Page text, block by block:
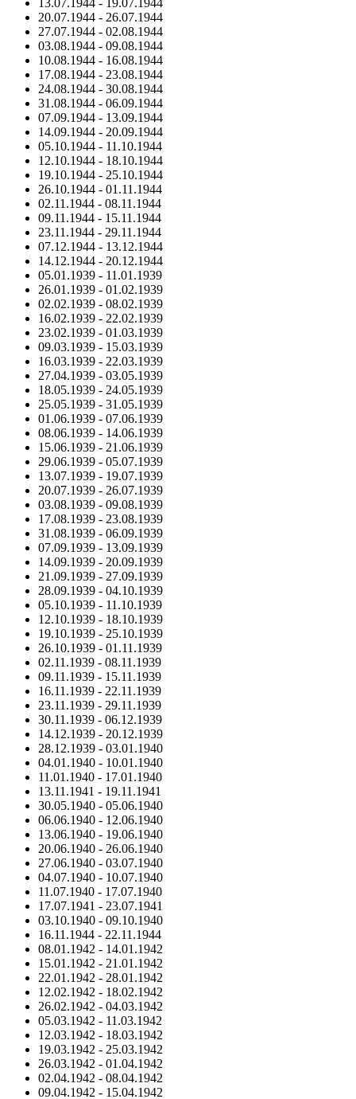
13.07.1944 -
19.07.1944
20.07.1944 - 26.07.1944
27.07.1944 - 02.08.1944
03.08.1944 - 09.08.1944
10.08.1944 - 16.08.1944
17.08.1944 - 23.08.1944
24.08.1944 - 30.08.1944
31.08.1944 - 06.09.1944
07.09.1944 - 13.09.1944
14.09.1944 - 20.09.1944
05.10.1944 - 11.10.1944
12.10.1944 - 18.10.1944
19.10.1944 - 25.10.1944
26.10.1944 - 01.11.1944
02.11.1944 - 08.11.1944
09.11.1944 - 15.11.1944
23.11.1944 - 29.11.1944
07.12.1944 - 13.12.1944
14.12.1944 - 20.12.1944
05.01.1939 - 11.01.1939
26.01.1939 - 01.02.1939
02.02.1939 - 08.02.1939
16.02.1939 - 22.02.1939
23.02.1939 - 01.03.1939
09.03.1939 - 15.03.1939
16.03.1939 - 22.03.1939
27.04.1939 - 03.05.1939
18.05.1939 - 24.05.1939
25.05.1939 - 31.05.1939
01.06.1939 - 07.06.1939
08.06.1939 - 14.06.1939
15.06.1939 - 21.06.1939
29.06.1939 - 05.07.1939
13.07.1939 - 19.07.1939
20.07.1939 - 26.07.1939
03.08.1939 - 09.08.1939
17.08.1939 - 23.08.1939
31.08.1939 - 06.09.1939
07.09.1939 - 13.09.1939
14.09.1939 - 20.09.1939
21.09.1939 - 27.09.1939
28.09.1939 - 04.10.1939
05.10.1939 - 11.10.1939
12.10.1939 - 18.10.1939
19.10.1939 - 25.10.1939
26.10.1939 - 01.11.1939
02.11.1939 - 08.11.1939
09.11.1939 - 15.11.1939
16.11.1939 - 22.11.1939
23.11.1939 - 29.11.1939
30.11.1939 - 06.12.1939
14.12.1939 - 20.12.1939
28.12.1939 - 03.01.1940
04.01.1940 - 10.01.1940
11.01.1940 - 17.01.1940
13.11.1941 - 19.11.1941
30.05.1940 - 05.06.1940
06.06.1940 - 12.06.1940
13.06.1940 - 19.06.1940
20.06.1940 - 26.06.1940
27.06.1940 - 03.07.1940
04.07.1940 - 10.07.1940
11.07.1940 - 17.07.1940
17.07.1941 - 23.07.1941
03.10.1940 - 09.10.1940
16.11.1944 - 22.11.1944
08.01.1942 - 14.01.1942
15.01.1942 - 21.01.1942
22.01.1942 - 28.01.1942
12.02.1942 - 18.02.1942
26.02.1942 - 04.03.1942
05.03.1942 - 11.03.1942
12.03.1942 - 18.03.1942
19.03.1942 - 25.03.1942
26.03.1942 - 01.04.1942
02.04.1942 - 08.04.1942
09.04.1942 - 15.04.1942